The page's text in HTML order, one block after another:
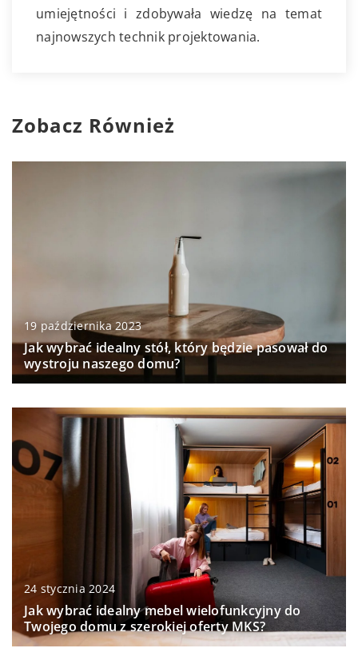
umiejętności i zdobywała wiedzę na temat
najnowszych technik projektowania.
Zobacz Również
19 października 2023
Jak wybrać idealny stół, który będzie pasował do
wystroju naszego domu?
24 stycznia 2024
Jak wybrać idealny mebel wielofunkcyjny do
Twojego domu z szerokiej oferty MKS?